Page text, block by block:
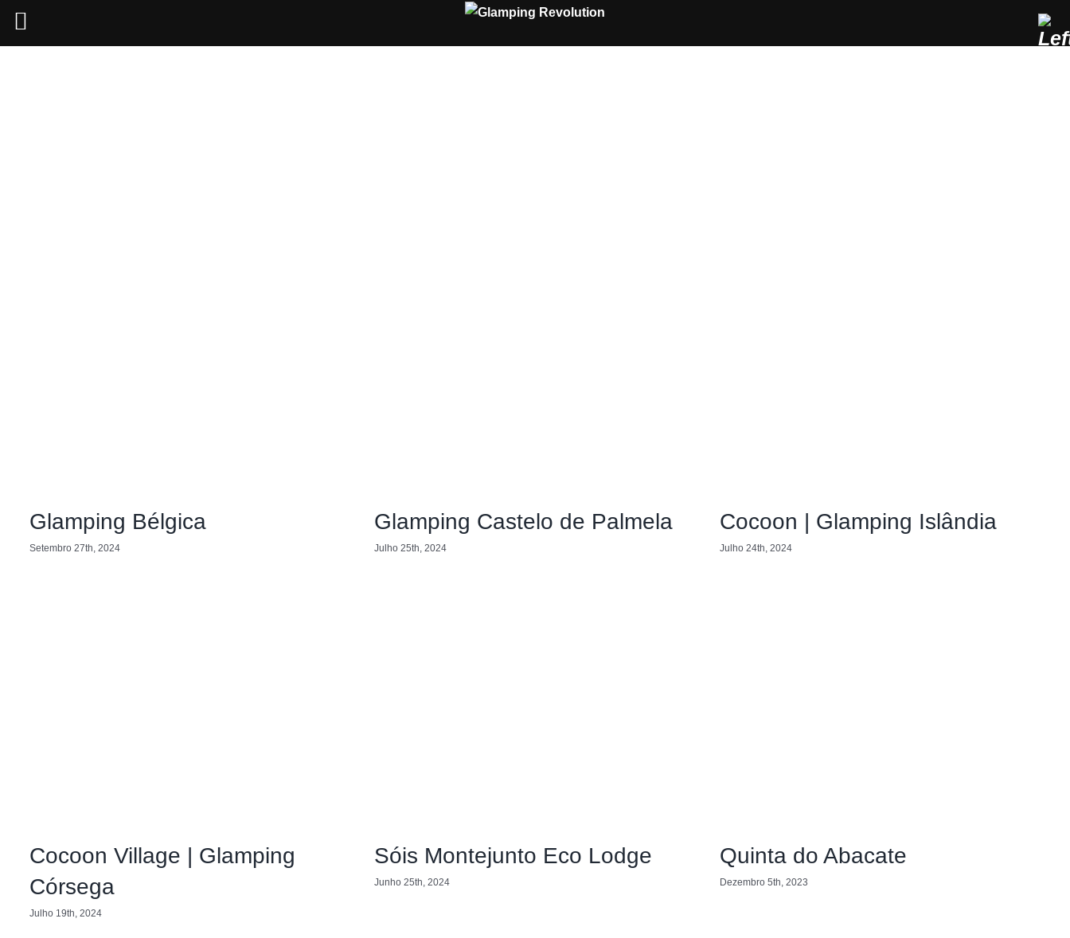
Glamping Bélgica
Setembro 27th, 2024
Glamping Castelo de Palmela
Julho 25th, 2024
Cocoon | Glamping Islândia
Julho 24th, 2024
Cocoon Village | Glamping
Córsega
Julho 19th, 2024
Sóis Montejunto Eco Lodge
Junho 25th, 2024
Quinta do Abacate
Dezembro 5th, 2023